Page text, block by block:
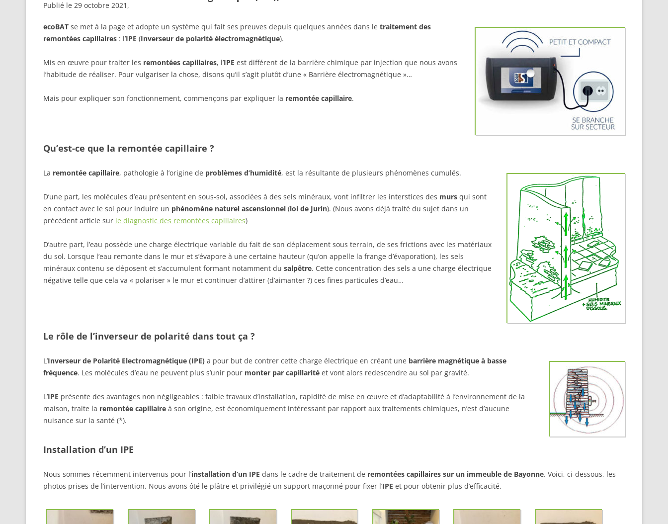
Publié le 29 octobre 2021 ,
ecoBAT se met à la page et adopte un système qui fait ses preuves depuis quelques années dans le traitement des
remontées capillaires : l’IPE (Inverseur de polarité électromagnétique).
Mis en œuvre pour traiter les remontées capillaires, l’IPE est différent de la barrière chimique par injection que nous avons
l’habitude de réaliser. Pour vulgariser la chose, disons qu’il s’agit plutôt d’une « Barrière électromagnétique »…
Mais pour expliquer son fonctionnement, commençons par expliquer la remontée capillaire.
Qu’est-ce que la remontée capillaire ?
La remontée capillaire, pathologie à l’origine de problèmes d’humidité, est la résultante de plusieurs phénomènes cumulés.
D’une part, les molécules d’eau présentent en sous-sol, associées à des sels minéraux, vont infiltrer les interstices des murs qui sont
en contact avec le sol pour induire un phénomène naturel ascensionnel (loi de Jurin). (Nous avons déjà traité du sujet dans un
précédent article sur le diagnostic des remontées capillaires)
D’autre part, l’eau possède une charge électrique variable du fait de son déplacement sous terrain, de ses frictions avec les matériaux
du sol. Lorsque l’eau remonte dans le mur et s’évapore à une certaine hauteur (qu’on appelle la frange d’évaporation), les sels
minéraux contenu se déposent et s’accumulent formant notamment du salpêtre. Cette concentration des sels a une charge électrique
négative telle que cela va « polariser » le mur et continuer d’attirer (d’aimanter ?) ces fines particules d’eau…
Le rôle de l’inverseur de polarité dans tout ça ?
L’Inverseur de Polarité Electromagnétique (IPE) a pour but de contrer cette charge électrique en créant une barrière magnétique à basse
fréquence. Les molécules d’eau ne peuvent plus s’unir pour monter par capillarité et vont alors redescendre au sol par gravité.
L’IPE présente des avantages non négligeables : faible travaux d’installation, rapidité de mise en œuvre et d’adaptabilité à l’environnement de la
maison, traite la remontée capillaire à son origine, est économiquement intéressant par rapport aux traitements chimiques, n’est d’aucune
nuisance sur la santé (*).
Installation d’un IPE
Nous sommes récemment intervenus pour l’installation d’un IPE dans le cadre de traitement de remontées capillaires sur un immeuble de Bayonne. Voici, ci-dessous, les
photos prises de l’intervention. Nous avons ôté le plâtre et privilégié un support maçonné pour fixer l’IPE et pour obtenir plus d’efficacité.